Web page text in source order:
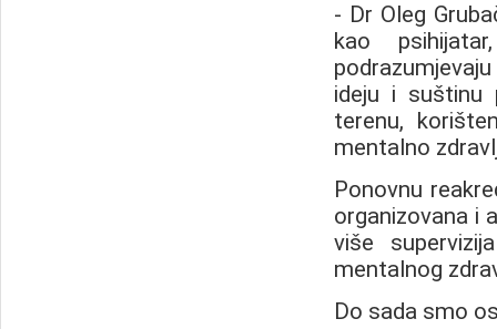
- Dr Oleg
kao
ideju i suštinu
terenu,
mentalno
Ponovnu
organizovana i
više
mentalnog
Do sada smo